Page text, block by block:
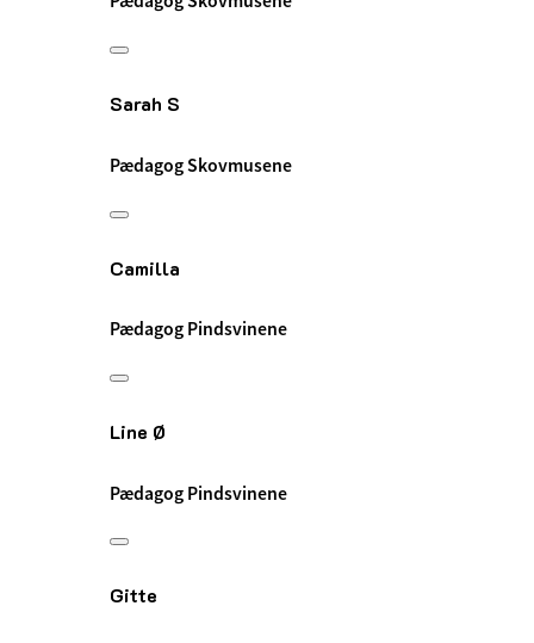
Sarah S
Pædagog Skovmusene
Camilla
Pædagog Pindsvinene
Line Ø
Pædagog Pindsvinene
Gitte